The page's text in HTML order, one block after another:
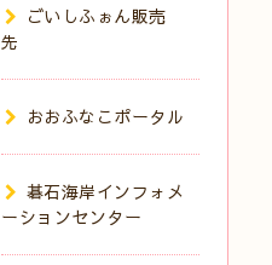
ごいしふぉん販売
先
おおふなこポータル
碁石海岸インフォメ
ーションセンター